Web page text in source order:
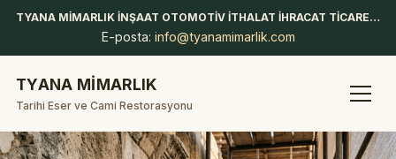
TYANA MİMARLIK İNŞAAT OTOMOTİV İTHALAT İHRACAT TİCARET LİMİTED ŞİRKETİ
E-posta: info@tyanamimarlik.com
TYANA MİMARLIK
Tarihi Eser ve Cami Restorasyonu